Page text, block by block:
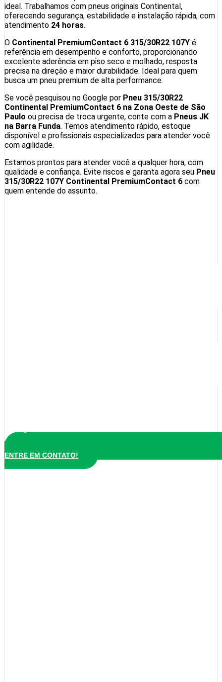
ideal. Trabalhamos com pneus originais Continental,
oferecendo segurança, estabilidade e instalação rápida, com
atendimento 24 horas.
O Continental PremiumContact 6 315/30R22 107Y é
referência em desempenho e conforto, proporcionando
excelente aderência em piso seco e molhado, resposta
precisa na direção e maior durabilidade. Ideal para quem
busca um pneu premium de alta performance.
Se você pesquisou no Google por Pneu 315/30R22
Continental PremiumContact 6 na Zona Oeste de São
Paulo ou precisa de troca urgente, conte com a Pneus JK
na Barra Funda. Temos atendimento rápido, estoque
disponível e profissionais especializados para atender você
com agilidade.
Estamos prontos para atender você a qualquer hora, com
qualidade e confiança. Evite riscos e garanta agora seu Pneu
315/30R22 107Y Continental PremiumContact 6 com
quem entende do assunto.
ENTRE EM CONTATO!